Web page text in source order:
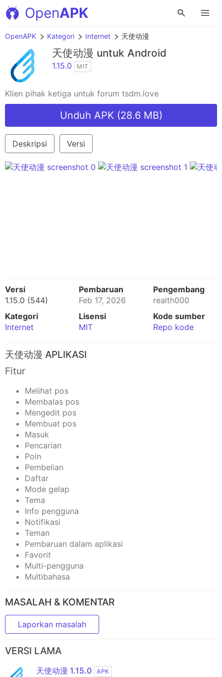
OpenAPK
OpenAPK Kategori Internet 天使动漫
天使动漫 untuk Android
1.15.0 MIT
Klien pihak ketiga untuk forum tsdm.love
Unduh APK (28.6 MB)
Deskripsi Versi
Versi
1.15.0 (544)
Pembaruan
Feb 17, 2026
Pengembang
realth000
Kategori
Internet
Lisensi
MIT
Kode sumber
Repo kode
天使动漫 APLIKASI
Fitur
Melihat pos
Membalas pos
Mengedit pos
Membuat pos
Masuk
Pencarian
Poin
Pembelian
Daftar
Mode gelap
Tema
Info pengguna
Notifikasi
Teman
Pembaruan dalam aplikasi
Favorit
Multi-pengguna
Multibahasa
MASALAH & KOMENTAR
Laporkan masalah
VERSI LAMA
天使动漫 1.15.0
APK